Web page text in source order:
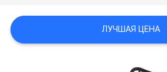
ЛУЧШАЯ ЦЕНА